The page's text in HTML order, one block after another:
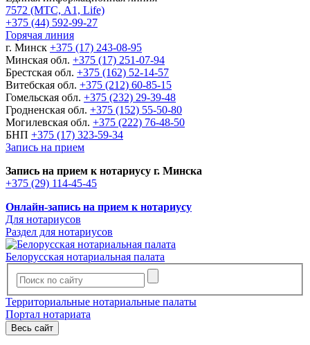
7572 (МТС, A1, Life)
+375 (44) 592-99-27
Горячая линия
г. Минск +375 (17) 243-08-95
Минская обл. +375 (17) 251-07-94
Брестская обл. +375 (162) 52-14-57
Витебская обл. +375 (212) 60-85-15
Гомельская обл. +375 (232) 29-39-48
Гродненская обл. +375 (152) 55-50-80
Могилевская обл. +375 (222) 76-48-50
БНП +375 (17) 323-59-34
Запись на прием
Запись на прием к нотариусу г. Минска
+375 (29) 114-45-45
Онлайн-запись на прием к нотариусу
Для нотариусов
Раздел для нотариусов
Белорусская нотариальная палата
Территориальные нотариальные палаты
Портал нотариата
Весь сайт